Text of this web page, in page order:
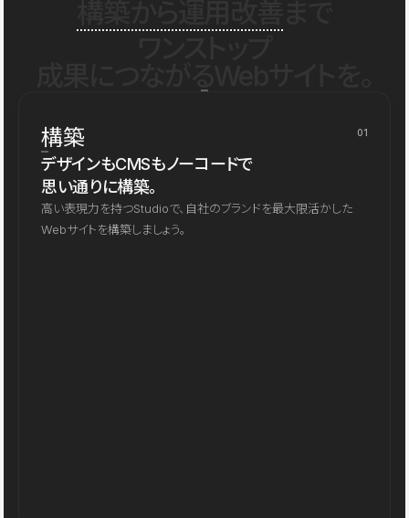
構築 01
デザインもCMSもノーコードで
思い通りに構築。
高い表現力を持つStudioで、自社のブランドを最大限活かした
Webサイトを構築しましょう。